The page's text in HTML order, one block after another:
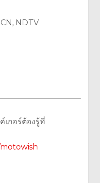
NDTV
เกอร์ต้องรู้ที่